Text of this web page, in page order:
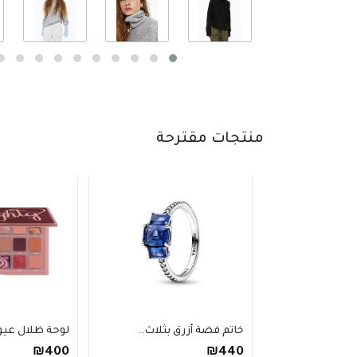
منتجات مقترحة
خاتم فضة أزرق بثلاث..
₪440
لوحة ظلال
₪400